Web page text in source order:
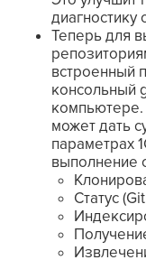
диагностику
Теперь для
встроенный
консольный
может дать
параметрах
выполнение
Статус